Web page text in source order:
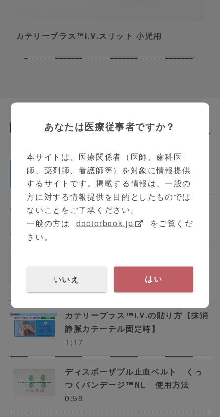
カテリープラス™I.V.スリット 小児用
関連動画 Related Contents
へそ圧迫材パックのご紹介
5:31
カテリープラス™エコーのご紹介
3:33
0:57
カテリープラス™I.V.の貼り方【抹消
静脈カテーテル固定時】
1:17
ディスポーザブル止血ベルト くっ
つくバンデージ™︎NL 使用方法
0:59
あなたは医療従事者ですか？
本サイトは、医療関係者（医師、歯科医
師、薬剤師、看護師等）を対象に情報提供
するサイトです。掲載する情報は、一般の
方に対する情報提供を目的としたものでは
ないことをご了承ください。
一般の方は
doctorbook.jp
をご覧くだ
さい。
いいえ はい